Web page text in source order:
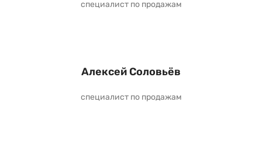
специалист по продажам
Алексей Соловьёв
специалист по продажам